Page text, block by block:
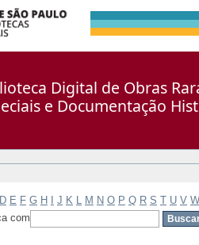
Digital de Obras
e Documentação
D E F G H J K M N O P Q R S T U V W
com